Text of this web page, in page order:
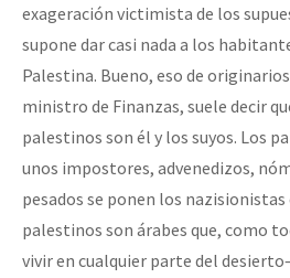
exageración victimista de los
supone dar casi nada a los
Palestina. Bueno, eso de
ministro de Finanzas, suele decir
palestinos son él y los suyos. Los
unos impostores, advenedizos,
pesados se ponen los nazisionistas
palestinos son árabes que, como
vivir en cualquier parte del